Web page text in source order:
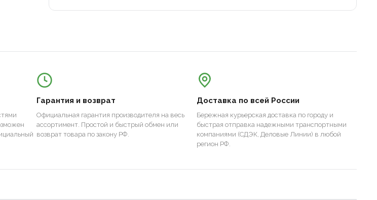
Гарантия и возврат
Официальная гарантия производителя на весь
ассортимент. Простой и быстрый обмен или
возврат товара по закону РФ.
Доставка по всей России
Бережная курьерская доставка по городу и
быстрая отправка надежными транспортными
компаниями (СДЭК, Деловые Линии) в любой
регион РФ.